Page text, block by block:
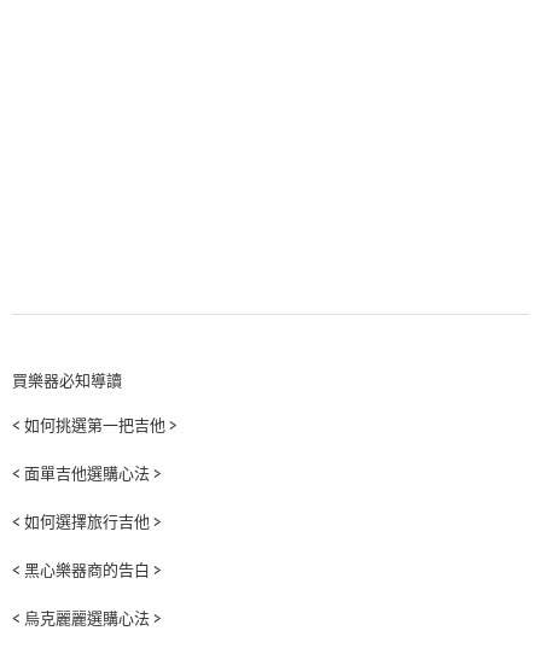
買樂器必知導讀
< 如何挑選第一把吉他 >
< 面單吉他選購心法 >
< 如何選擇旅行吉他 >
< 黑心樂器商的告白 >
< 烏克麗麗選購心法 >